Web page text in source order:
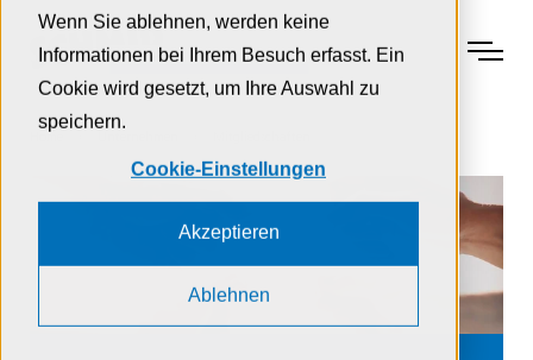
Wenn Sie ablehnen, werden keine
Informationen bei Ihrem Besuch erfasst. Ein
Cookie wird gesetzt, um Ihre Auswahl zu
speichern.
Cookie-Einstellungen
Akzeptieren
Ablehnen
Zur Navigation
Zur Suche
Zum Inhalt
Menu